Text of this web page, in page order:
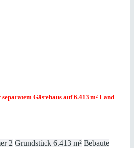
Gästehaus auf 6.413 m² Land
2 Grundstück 6.413 m² Bebaute